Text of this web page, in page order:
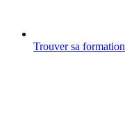
Trouver sa formation